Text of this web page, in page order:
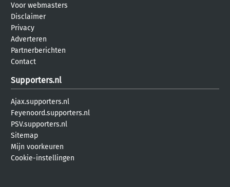
Voor webmasters
Disclaimer
Privacy
Adverteren
Partnerberichten
Contact
Supporters.nl
Ajax.supporters.nl
Feyenoord.supporters.nl
PSV.supporters.nl
Sitemap
Mijn voorkeuren
Cookie-instellingen